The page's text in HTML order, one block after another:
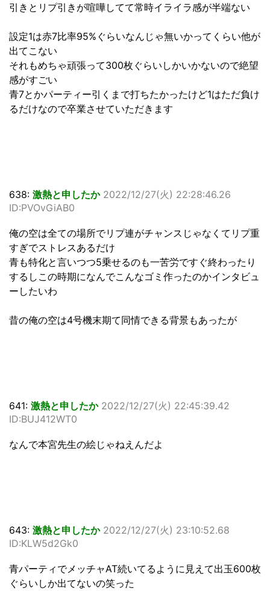
引きとリプ引きが喧嘩してて常時イライラ感が半端ない
設定1は赤7比率95%ぐらいなんじゃ無いかってくらい他が
出てこない
それもめちゃ頑張って300枚ぐらいしかいかないので絶望
感がすごい
青7とかパーティー引くまで打ちたかったけど1はただ負け
るだけなので卒業させていただきます
638: 激熱と申したか 2022/12/27(火) 22:28:46.26
ID:PVOvGiAB0
俺の空は全ての場所でリプ連がチャンスじゃなくてリプ重
すぎでストレスあるだけ
青も特化と言いつつ5乗せるのも一苦労ですぐ終わったり
するしこの時期になんでこんなゴミ作ったのかインタビュ
ーしたいわ
昔の俺の空は4号機末期て同情できる背景もあったが
641: 激熱と申したか 2022/12/27(火) 22:45:39.42
ID:BUJ412WT0
なんで本宮先生の絵じゃねえんだよ
643: 激熱と申したか 2022/12/27(火) 23:10:52.68
ID:KLW5d2Gk0
青パーティでメッチャAT続いてるように見えて出玉600枚
ぐらいしか出てないの笑った